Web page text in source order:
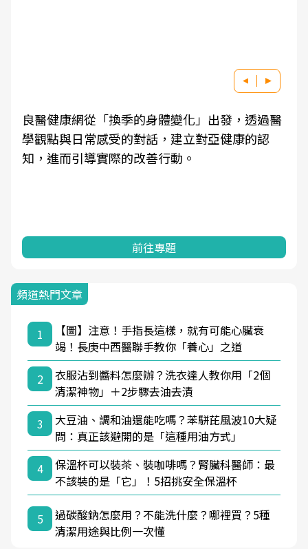
良醫健康網從「換季的身體變化」出發，透過醫
學觀點與日常感受的對話，建立對亞健康的認
知，進而引導實際的改善行動。
前往專題
頻道熱門文章
1
【圖】注意！手指長這樣，就有可能心臟衰
竭！長庚中西醫聯手教你「養心」之道
2
衣服沾到醬料怎麼辦？洗衣達人教你用「2個
清潔神物」＋2步驟去油去漬
3
大豆油、調和油還能吃嗎？苯駢芘風波10大疑
問：真正該避開的是「這種用油方式」
4
保溫杯可以裝茶、裝咖啡嗎？腎臟科醫師：最
不該裝的是「它」！5招挑安全保溫杯
5
過碳酸鈉怎麼用？不能洗什麼？哪裡買？5種
清潔用途與比例一次懂